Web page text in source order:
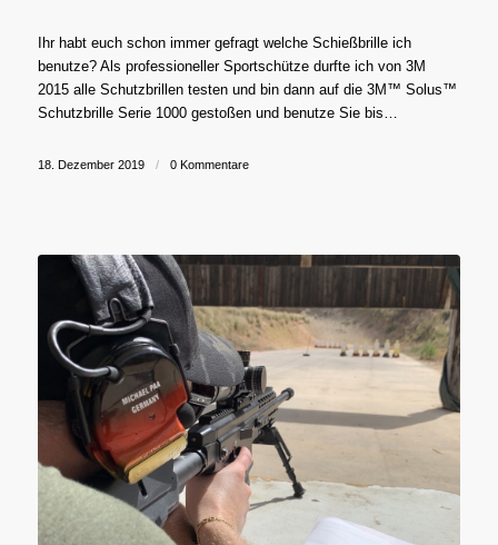
Ihr habt euch schon immer gefragt welche Schießbrille ich
benutze? Als professioneller Sportschütze durfte ich von 3M
2015 alle Schutzbrillen testen und bin dann auf die 3M™ Solus™
Schutzbrille Serie 1000 gestoßen und benutze Sie bis…
18. Dezember 2019 / 0 Kommentare